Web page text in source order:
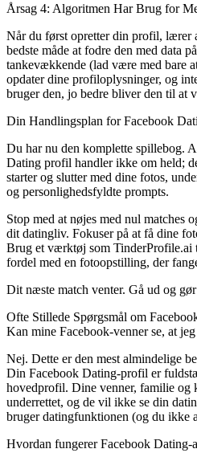
Årsag 4: Algoritmen Har Brug for
Når du først opretter din profil, lærer
bedste måde at fodre den med data
tankevækkende (lad være med bare
opdater dine profiloplysninger, og
bruger den, jo bedre bliver den til at
Din Handlingsplan for Facebook
Du har nu den komplette spillebog.
Dating profil handler ikke om held;
starter og slutter med dine fotos,
og personlighedsfyldte prompts.
Stop med at nøjes med nul matches
dit datingliv. Fokuser på at få dine
Brug et værktøj som TinderProfile.ai
fordel med en fotoopstilling, der
Dit næste match venter. Gå ud og
Ofte Stillede Spørgsmål om
Kan mine Facebook-venner se, at
Nej. Dette er den mest almindelige
Din Facebook Dating-profil er
hovedprofil. Dine venner, familie
underrettet, og de vil ikke se din
bruger datingfunktionen (og du ikke
Hvordan fungerer Facebook Dating-